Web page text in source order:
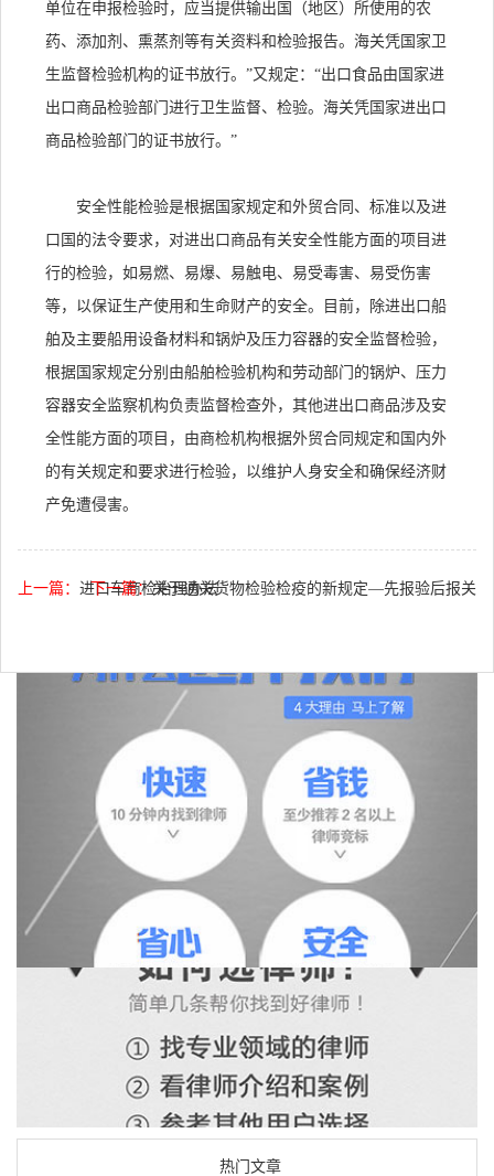
单位在申报检验时，应当提供输出国（地区）所使用的农
药、添加剂、熏蒸剂等有关资料和检验报告。海关凭国家卫
生监督检验机构的证书放行。”又规定：“出口食品由国家进
出口商品检验部门进行卫生监督、检验。海关凭国家进出口
商品检验部门的证书放行。”
安全性能检验是根据国家规定和外贸合同、标准以及进
口国的法令要求，对进出口商品有关安全性能方面的项目进
行的检验，如易燃、易爆、易触电、易受毒害、易受伤害
等，以保证生产使用和生命财产的安全。目前，除进出口船
舶及主要船用设备材料和锅炉及压力容器的安全监督检验，
根据国家规定分别由船舶检验机构和劳动部门的锅炉、压力
容器安全监察机构负责监督检查外，其他进出口商品涉及安
全性能方面的项目，由商检机构根据外贸合同规定和国内外
的有关规定和要求进行检验，以维护人身安全和确保经济财
产免遭侵害。
上一篇： 进口车商检治理办法
下一篇：关于通关货物检验检疫的新规定―先报验后报关
热门文章